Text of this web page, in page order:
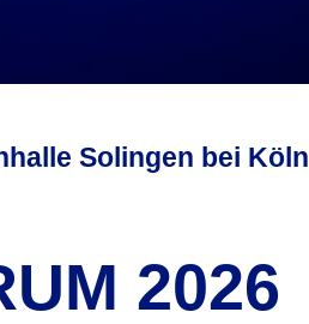
Solingen bei Köln
2026